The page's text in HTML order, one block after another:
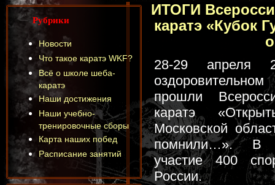
ИТОГИ
каратэ «Кубок
28-29 апреля
прошли
каратэ
Московской
помнили…». В
участие 400
России.
Рубрики
Новости
Что такое каратэ WKF?
Всё о школе шеба-
каратэ
Наши достижения
Наши учебно-
тренировочные сборы
Карта наших побед
Расписание занятий